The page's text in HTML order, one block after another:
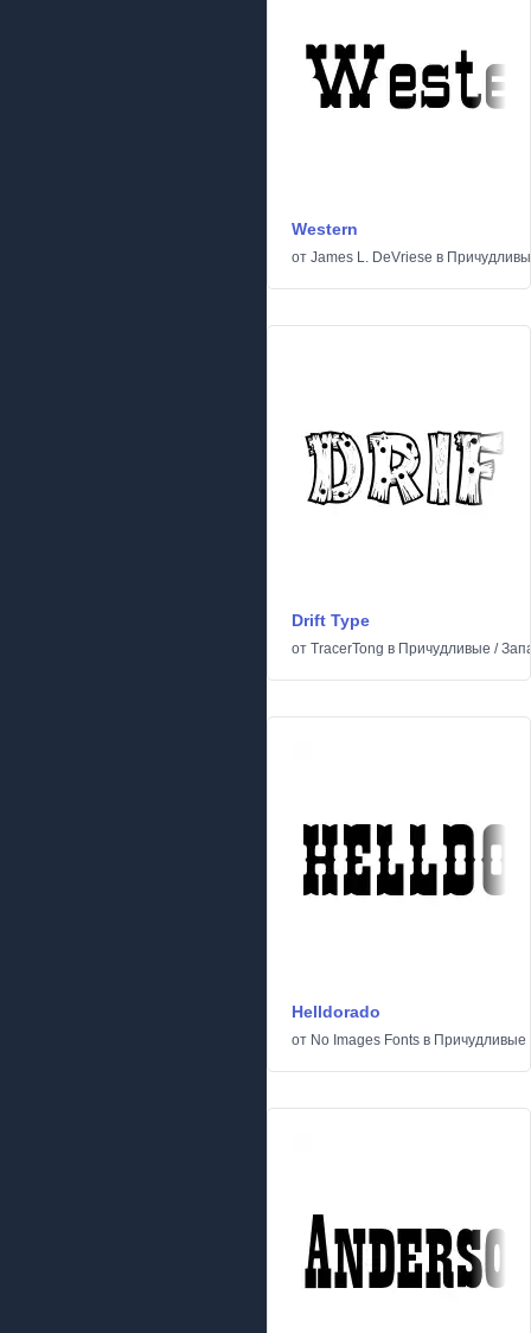
Western
от James L. DeVriese в
Drift Type
от TracerTong в Причудливые /
Helldorado
от No Images Fonts в Причудливые